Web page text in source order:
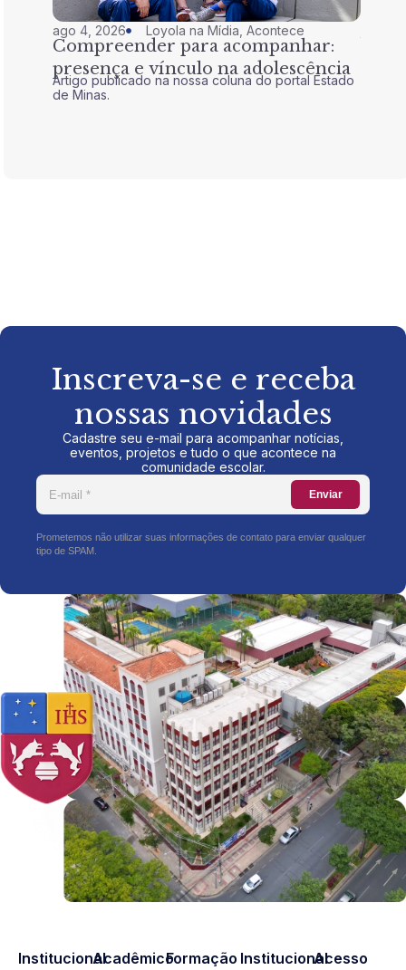
ago 4, 2026 Loyola na Mídia ,Acontece
Compreender para acompanhar:
presença e vínculo na adolescência
Artigo publicado na nossa coluna do portal Estado
de Minas.
Inscreva-se e receba
nossas novidades
Cadastre seu e-mail para acompanhar notícias,
eventos, projetos e tudo o que acontece na
comunidade escolar.
Enviar
Prometemos não utilizar suas informações de contato para enviar qualquer
tipo de SPAM.
InstitucionalAcadêmicoFormação InstitucionalAcesso